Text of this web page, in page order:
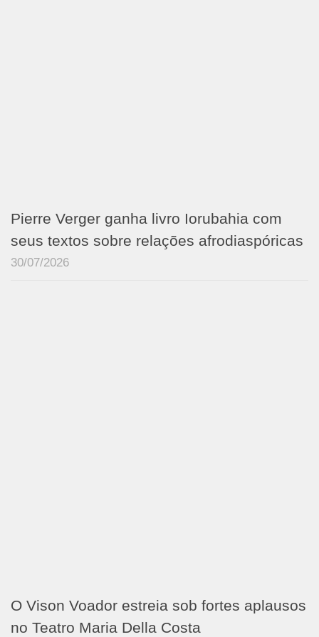
Pierre Verger ganha livro Iorubahia com
seus textos sobre relações afrodiaspóricas
30/07/2026
O Vison Voador estreia sob fortes aplausos
no Teatro Maria Della Costa